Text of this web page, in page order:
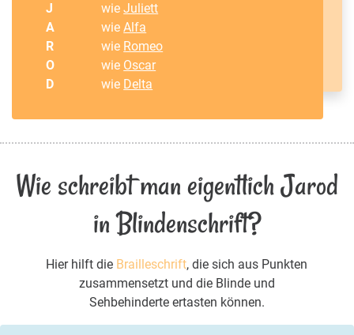
J wieJuliett
A
wieAlfa
R
wie Romeo
O
wie Oscar
D
wie Delta
Wie schreibt man eigentlich Jarod
in Blindenschrift?
Hier hilft die Brailleschrift, die sich aus Punkten
zusammensetzt und die Blinde und
Sehbehinderte ertasten können.